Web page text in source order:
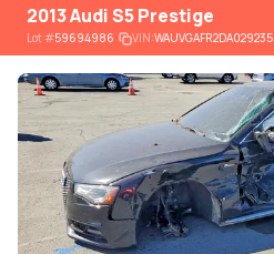
2013 Audi S5 Prestige
Lot#59694986 VIN:WAUVGAFR2DA029235